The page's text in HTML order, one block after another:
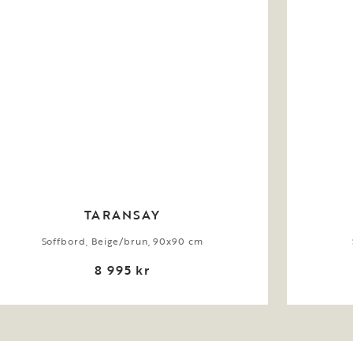
TARANSAY
Soffbord, Beige/brun, 90x90 cm
8 995 kr